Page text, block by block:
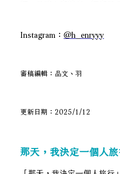
Instagram： ＠h_enryyy
審稿編輯：品文、羽
更新日期：2025/1/12
那天，我決定一個人